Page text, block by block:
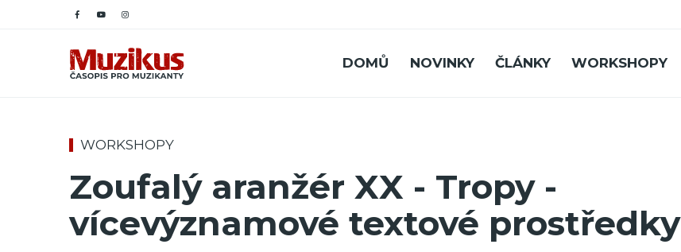
DOMŮ NOVINKY ČLÁNKY WORKSHOPY
WORKSHOPY
Zoufalý aranžér XX - Tropy -
vícevýznamové textové prostředky